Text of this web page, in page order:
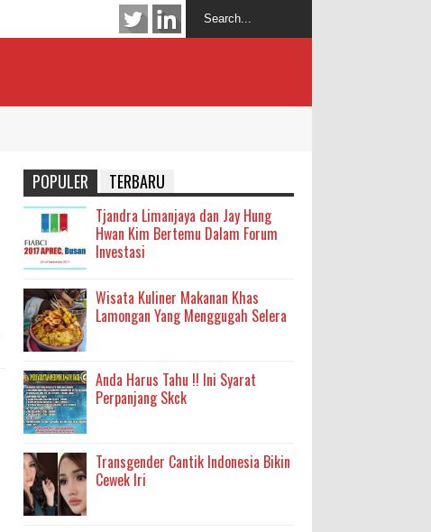
POPULER TERBARU
Tjandra Limanjaya dan Jay Hung
Hwan Kim Bertemu Dalam Forum
Investasi
Wisata Kuliner Makanan Khas
Lamongan Yang Menggugah Selera
Anda Harus Tahu !! Ini Syarat
Perpanjang Skck
Transgender Cantik Indonesia Bikin
Cewek Iri